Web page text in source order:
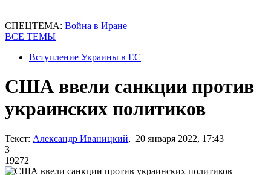
СПЕЦТЕМА: Война в Иране
ВСЕ ТЕМЫ
Вступление Украины в ЕС
США ввели санкции против
украинских политиков
Текст: Александр Иваницкий, 20 января 2022, 17:43
3
19272